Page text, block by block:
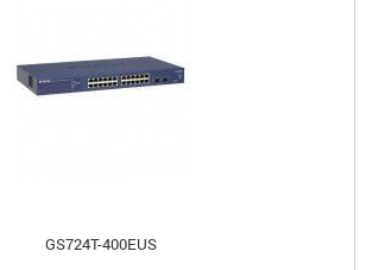
GS724T-400EUS